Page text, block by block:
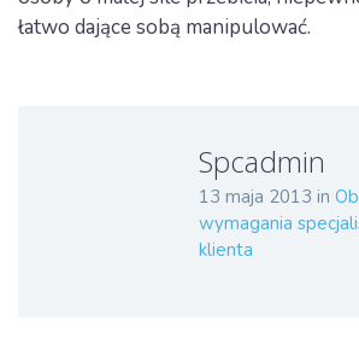
łatwo dające sobą manipulować.
Spcadmin
13 maja 2013 in
wymagania
klienta